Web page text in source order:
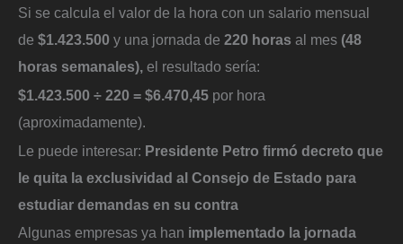
Si se calcula el valor de la hora con un salario mensual
de $1.423.500 y una jornada de 220 horas al mes (48
horas semanales), el resultado sería:
$1.423.500 ÷ 220 = $6.470,45 por hora
(aproximadamente).
Le puede interesar: Presidente Petro firmó decreto que
le quita la exclusividad al Consejo de Estado para
estudiar demandas en su contra
Algunas empresas ya han implementado la jornada